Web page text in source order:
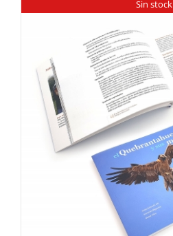
Sin stock